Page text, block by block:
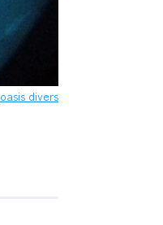
oasis divers